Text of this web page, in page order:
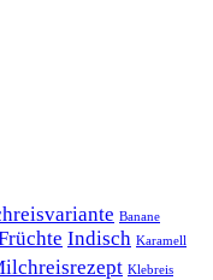
Banane
Indisch Karamell
Klebreis